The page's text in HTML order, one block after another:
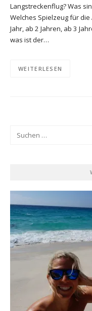
Langstreckenflug? Was
Welches Spielzeug für
Jahr, ab 2 Jahren, ab 3
was ist der…
WEITERLESEN
Suchen